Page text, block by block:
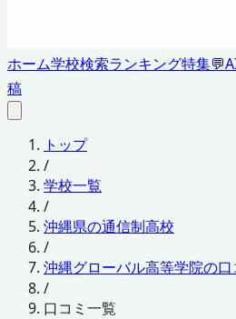
ホーム学校検索ランキング特集💬
稿
トップ
/
学校一覧
/
沖縄県の通信制高校
/
沖縄グローバル高等学院の
/
口コミ一覧